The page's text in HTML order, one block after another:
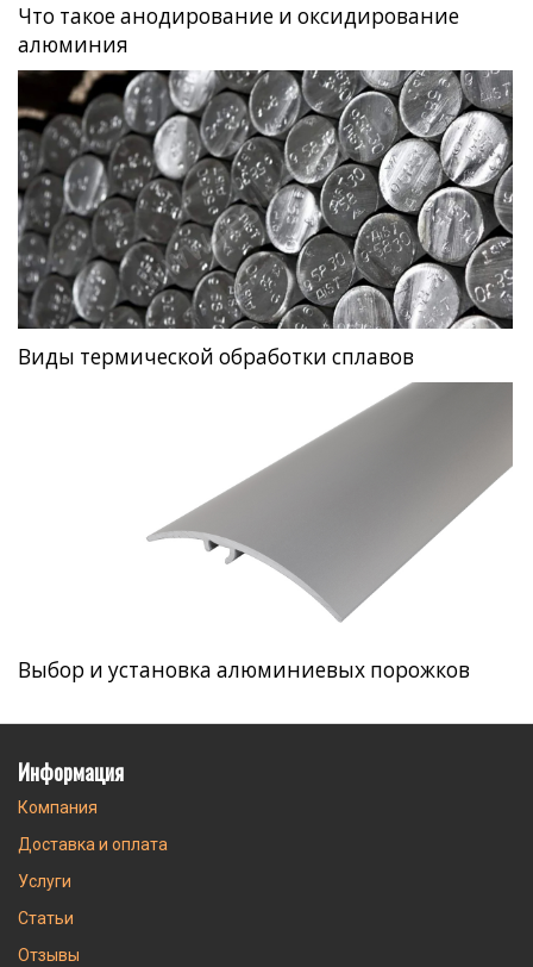
Что такое анодирование и оксидирование
алюминия
Виды термической обработки сплавов
Выбор и установка алюминиевых порожков
Информация
Компания
Доставка и оплата
Услуги
Статьи
Отзывы